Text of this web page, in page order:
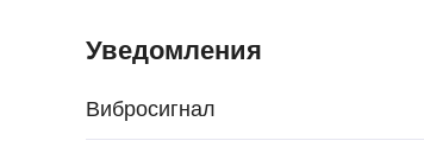
Уведомления
Вибросигнал